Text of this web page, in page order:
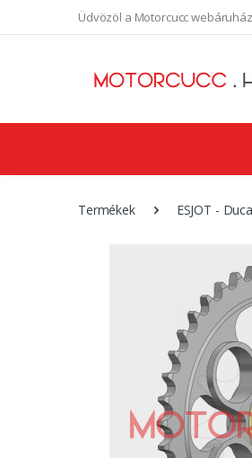
Üdvözöl a Motorcucc
Termékek ESJOT -